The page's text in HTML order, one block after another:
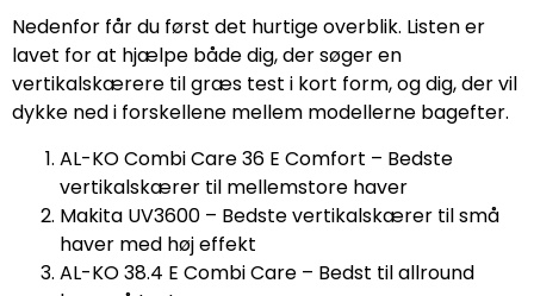
Nedenfor får du først det hurtige overblik. Listen er
lavet for at hjælpe både dig, der søger en
vertikalskærere til græs test i kort form, og dig, der vil
dykke ned i forskellene mellem modellerne bagefter.
AL-KO Combi Care 36 E Comfort – Bedste
vertikalskærer til mellemstore haver
Makita UV3600 – Bedste vertikalskærer til små
haver med høj effekt
AL-KO 38.4 E Combi Care – Bedst til allround